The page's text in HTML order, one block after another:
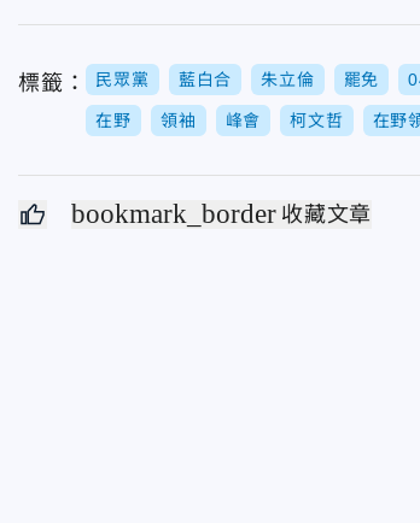
標籤： 民眾黨 藍白合 朱立倫 罷免
在野 領袖 峰會 柯文哲 在野
bookmark_border 收藏文章